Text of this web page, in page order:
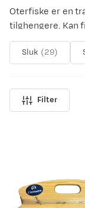
Oterfiske er en
tilghengere. Kan
Husk å sjekk om
planlegger å
Sluk (29)
Filter